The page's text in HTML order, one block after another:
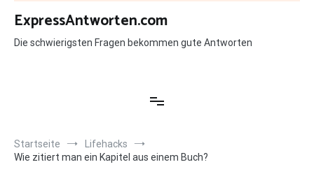
Zum
Inhalt
springen
ExpressAntworten.com
Die schwierigsten Fragen bekommen gute Antworten
Startseite
Lifehacks
Wie zitiert man ein Kapitel aus einem Buch?